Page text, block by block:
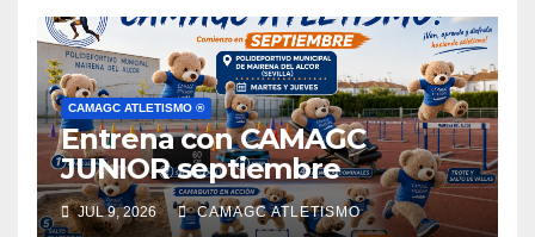
CAMAGC ATLETISMO ®
Entrena con CAMAGC
JUNIOR septiembre
JUL 9, 2026 CAMAGC ATLETISMO